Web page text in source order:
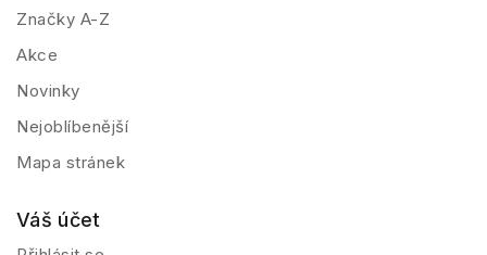
Značky A-Z
Akce
Novinky
Nejoblíbenější
Mapa stránek
Váš účet